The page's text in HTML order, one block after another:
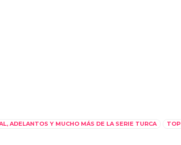
ADELANTOS Y MUCHO MÁS DE LA SERIE TURCA TOP